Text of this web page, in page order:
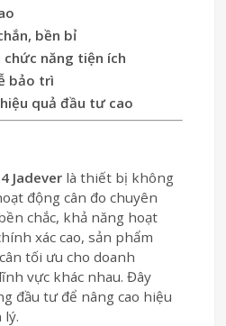
bền bỉ
chức năng tiện ích
bảo trì
quả đầu tư cao
Jadever là thiết bị không
động cân đo chuyên
chắc, khả năng hoạt
xác cao, sản phẩm
tối ưu cho doanh
vực khác nhau. Đây
đầu tư để nâng cao hiệu
lý.